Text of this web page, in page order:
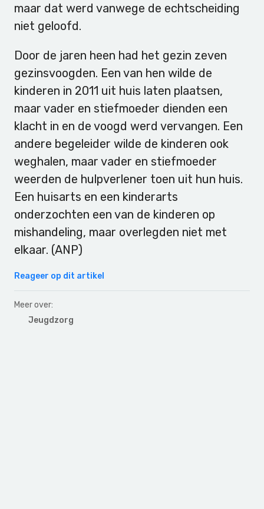
maar dat werd vanwege de echtscheiding
niet geloofd.
Door de jaren heen had het gezin zeven
gezinsvoogden. Een van hen wilde de
kinderen in 2011 uit huis laten plaatsen,
maar vader en stiefmoeder dienden een
klacht in en de voogd werd vervangen. Een
andere begeleider wilde de kinderen ook
weghalen, maar vader en stiefmoeder
weerden de hulpverlener toen uit hun huis.
Een huisarts en een kinderarts
onderzochten een van de kinderen op
mishandeling, maar overlegden niet met
elkaar. (ANP)
Reageer op dit artikel
Meer over:
Jeugdzorg